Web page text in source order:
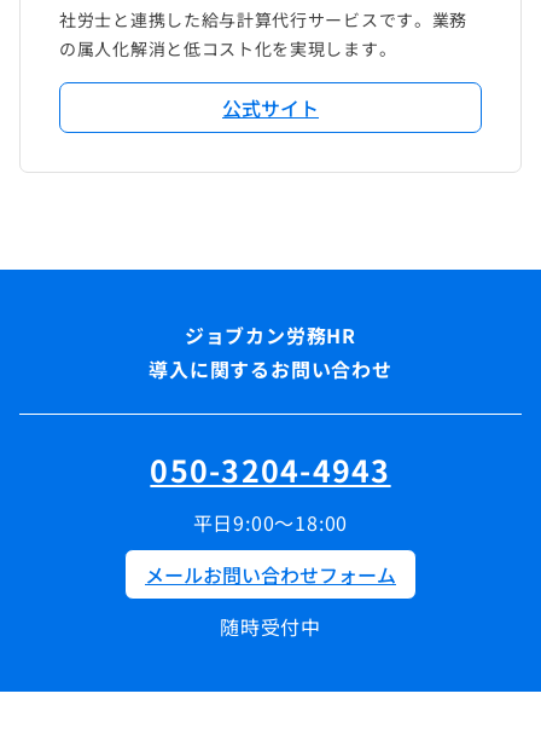
社労士と連携した給与計算代行サービスです。業務
の属人化解消と低コスト化を実現します。
公式サイト
導入に関するお問い合わせ
050-3204-4943
平日9:00～18:00
メールお問い合わせフォーム
随時受付中